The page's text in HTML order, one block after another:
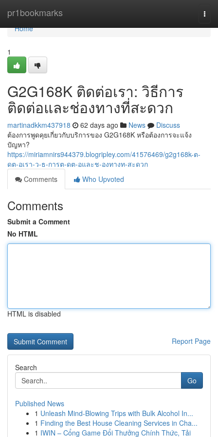
pr1bookmarks
Home
Home
1
G2G168K ติดต่อเรา: วิธีการ
ติดต่อและช่องทางที่สะดวก
martinadkkm437918 62 days ago News
Discuss
ต้องการพูดคุยเกี่ยวกับบริการของ G2G168K หรือต้องการจะแจ้ง
ปัญหา?
https://miriamnirs944379.blogripley.com/41576469/g2g168k-ต-
ดต-อเรา-ว-ธ-การต-ดต-อและช-องทางท-สะดวก
Comments
Who Upvoted
Comments
Submit a Comment
No HTML
HTML is disabled
Report Page
Search
Go
Published News
1 Unleash Mind-Blowing Trips with Bulk Alcohol In...
1 Finding the Best House Cleaning Services in Cha...
1 IWIN – Cổng Game Đổi Thưởng Chính Thức, Tải